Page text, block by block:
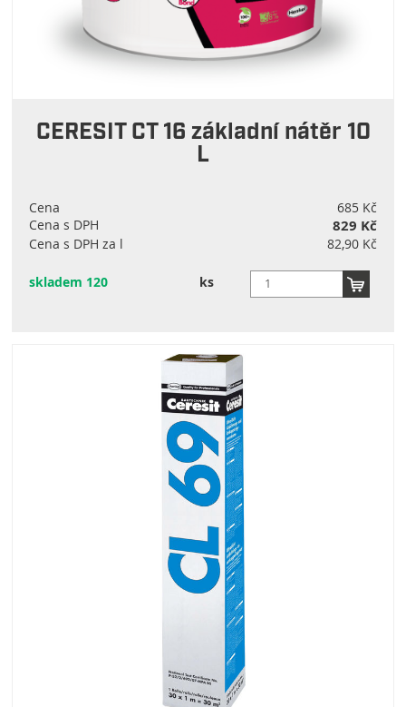
CERESIT CT 16 základní nátěr 10
L
Cena
685 Kč
Cena s DPH
829 Kč
Cena s DPH za l 82,90 Kč
skladem 120 ks